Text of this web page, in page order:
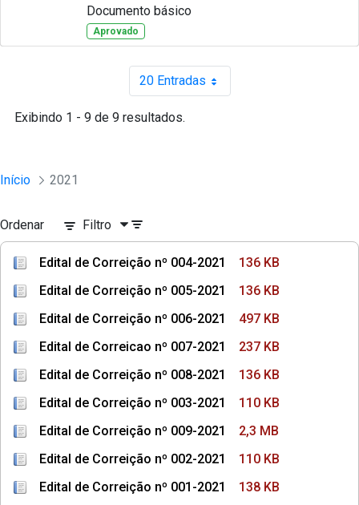
Documento básico
Aprovado
20 EntradasPor página
Exibindo 1 - 9 de 9 resultados.
Início 2021
Ordenar Filtro
Edital de Correição nº 004-2021
136 KB
Edital de Correição nº 005-2021
136 KB
Edital de Correição nº 006-2021
497 KB
Edital de Correicao nº 007-2021
237 KB
Edital de Correição nº 008-2021
136 KB
Edital de Correição nº 003-2021
110 KB
Edital de Correição nº 009-2021
2,3 MB
Edital de Correição nº 002-2021
110 KB
Edital de Correição nº 001-2021
138 KB